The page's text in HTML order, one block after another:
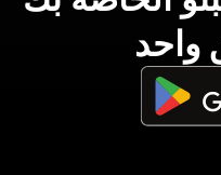
واحد